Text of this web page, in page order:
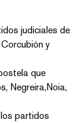
judiciales de
y
que
Negreira,Noia,
partidos